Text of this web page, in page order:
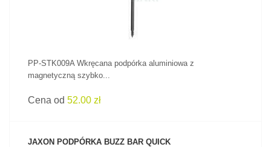
PP-STK009A Wkręcana podpórka aluminiowa z
magnetyczną szybko...
Cena od 52.00 zł
JAXON PODPÓRKA BUZZ BAR QUICK